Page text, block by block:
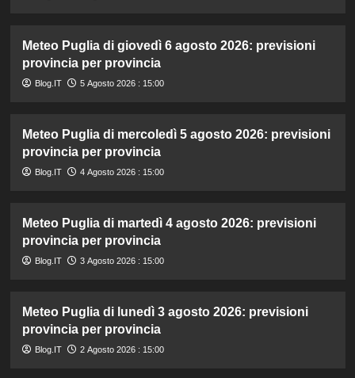
Meteo Puglia di giovedì 6 agosto 2026: previsioni
provincia per provincia
Blog.IT 5 Agosto 2026 : 15:00
Meteo Puglia di mercoledì 5 agosto 2026: previsioni
provincia per provincia
Blog.IT 4 Agosto 2026 : 15:00
Meteo Puglia di martedì 4 agosto 2026: previsioni
provincia per provincia
Blog.IT 3 Agosto 2026 : 15:00
Meteo Puglia di lunedì 3 agosto 2026: previsioni
provincia per provincia
Blog.IT 2 Agosto 2026 : 15:00